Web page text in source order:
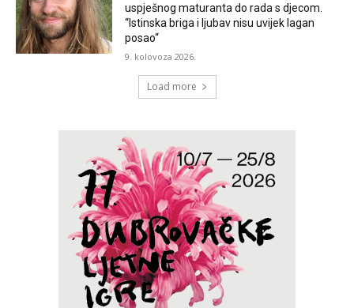
uspješnog maturanta do rada s djecom.
“Istinska briga i ljubav nisu uvijek lagan
posao“
9. kolovoza 2026.
Load more